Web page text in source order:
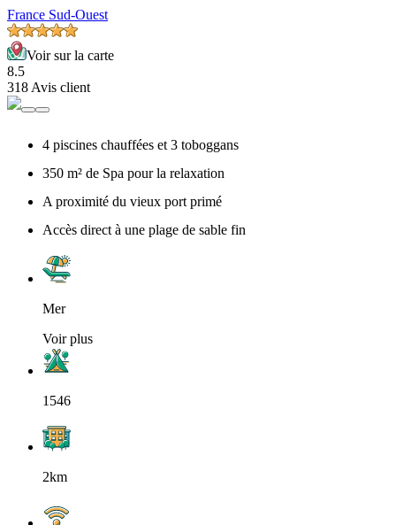
France Sud-Ouest
Voir sur la carte
8.5
318 Avis client
4 piscines chauffées et 3 toboggans
350 m² de Spa pour la relaxation
A proximité du vieux port primé
Accès direct à une plage de sable fin
Mer
Voir plus
1546
2km